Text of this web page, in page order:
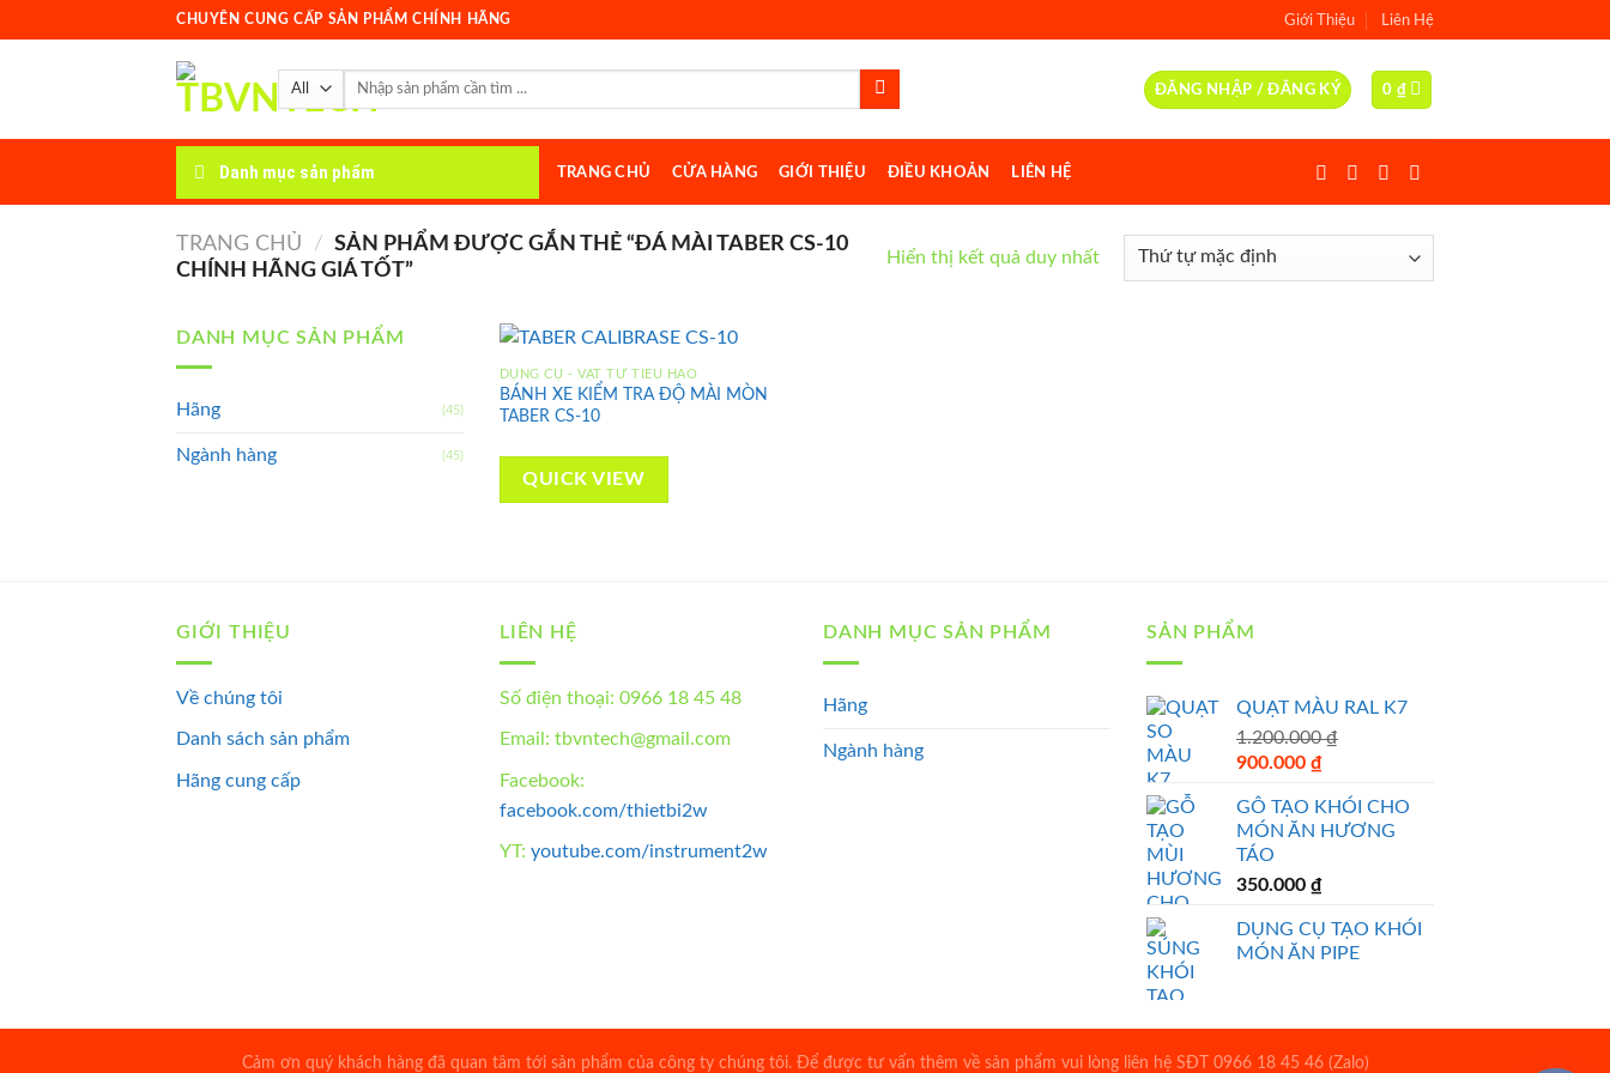
to
CHUYÊN CUNG CẤP SẢN PHẨM CHÍNH HÃNG Giới Thiệu Liên Hệ
Tìm
ĐĂNG NHẬP / ĐĂNG KÝ 0 ₫
Danh mục sản phẩm TRANG CHỦ CỬA HÀNG GIỚI THIỆU ĐIỀU KHOẢN LIÊN HỆ
TRANG CHỦ / SẢN PHẨM ĐƯỢC GẮN THẺ “ĐÁ MÀI TABER CS-10
CHÍNH HÃNG GIÁ TỐT”
Hiển thị kết quả duy nhất
DANH MỤC SẢN PHẨM
Hãng (45)
Ngành hàng (45)
DỤNG CỤ - VẬT TƯ TIÊU HAO
BÁNH XE KIỂM TRA ĐỘ MÀI MÒN
TABER CS-10
QUICK VIEW
GIỚI THIỆU
Về chúng tôi
Danh sách sản phẩm
Hãng cung cấp
LIÊN HỆ
Số điện thoại: 0966 18 45 48
Email: tbvntech@gmail.com
Facebook:
facebook.com/thietbi2w
YT: youtube.com/instrument2w
DANH MỤC SẢN PHẨM
Hãng
Ngành hàng
SẢN PHẨM
QUẠT MÀU RAL K7
1.200.000₫
Original
was:
1.200.000 ₫.
900.000 ₫Current
is:
900.000 ₫.
GỖ TẠO KHÓI CHO
MÓN ĂN HƯƠNG
TÁO
350.000 ₫
DỤNG CỤ TẠO KHÓI
MÓN ĂN PIPE
Cảm ơn quý khách hàng đã quan tâm tới sản phẩm của công ty chúng tôi. Để được tư vấn thêm về sản phẩm vui lòng liên hệ SĐT 0966 18 45 46 (Zalo)